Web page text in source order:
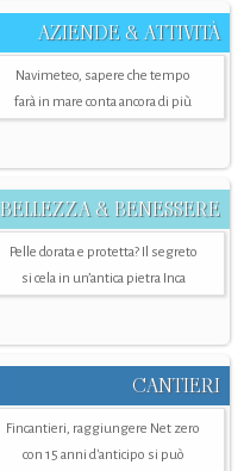
AZIENDE & ATTIVITÀ
Navimeteo, sapere che tempo
farà in mare conta ancora di più
BELLEZZA & BENESSERE
Pelle dorata e protetta? Il segreto
si cela in un’antica pietra Inca
CANTIERI
Fincantieri, raggiungere Net zero
con 15 anni d'anticipo si può